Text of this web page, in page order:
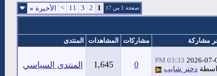
صفحة 1 من 17 1
2
3
11
> الأخيرة »
مشاركة مشاركات المشاهدات المنتدى
2026-07-
03:33 PM
دختر شايب 0
1,645 المنتدى السياسي